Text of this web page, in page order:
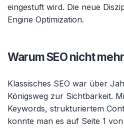
eingestuft wird. Die neue
Engine Optimization.
Warum SEO nicht
Klassisches SEO war über
Königsweg zur Sichtbarkeit.
Keywords, strukturiertem
konnte man es auf Seite 1